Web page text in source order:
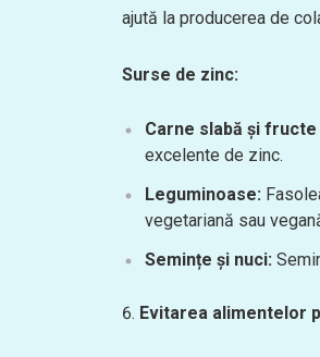
ajută la producerea de
Surse de zinc:
Carne slabă și
excelente de zinc.
Leguminoase:
vegetariană sau
Semințe și nuci:
Evitarea alimentelor